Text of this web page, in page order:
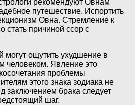
рекомендуют Овнам
путешествие. Испортить
Овна. Стремление к
стать причиной ссор с
могут ощутить ухудшение в
человеком. Явление это
проблемы
этого знака зодиака не
заключением брака следует
шаг.